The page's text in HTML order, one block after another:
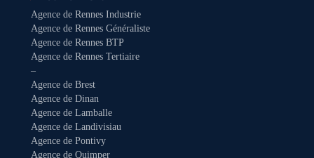
Agence de Rennes Industrie
Agence de Rennes Généraliste
Agence de Rennes BTP
Agence de Rennes Tertiaire
–
Agence de Brest
Agence de Dinan
Agence de Lamballe
Agence de Landivisiau
Agence de Pontivy
Agence de Quimper